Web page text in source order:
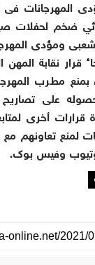
المهرجانات فى
ومؤدى
قرار نقابة
بمنع مطرب
على
أخرى
لمنع تعاونهم
وفيس بوك.